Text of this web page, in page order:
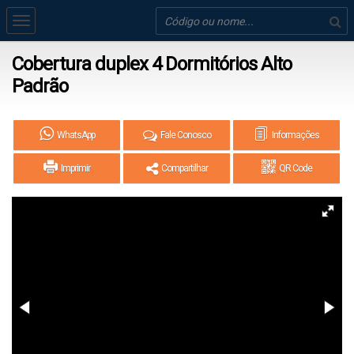
Cobertura duplex 4 Dormitórios Alto
Padrão
WhatsApp Fale Conosco Informações
Imprimir Compartilhar QR Code